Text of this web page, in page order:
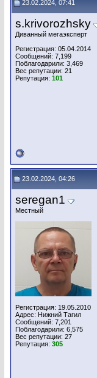
23.02.2024, 07:41
s.krivorozhsky
Диванный мегаэксперт
Регистрация: 05.04.2014
Сообщений: 7,199
Поблагодарили: 3,469
Вес репутации: 21
Репутация: 101
23.02.2024, 04:26
seregan1
Местный
Регистрация: 19.05.2010
Адрес: Нижний Тагил
Сообщений: 7,201
Поблагодарили: 6,575
Вес репутации: 27
Репутация: 305